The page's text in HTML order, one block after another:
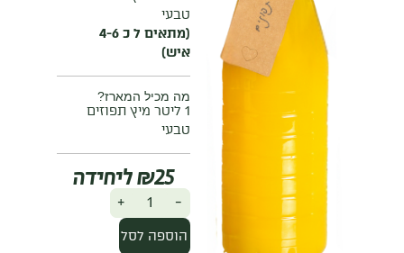
טבעי
(מתאים ל כ 4-6
איש)
מה מכיל המארז?
1 ליטר מיץ תפוזים
טבעי
₪25
הוספה לסל